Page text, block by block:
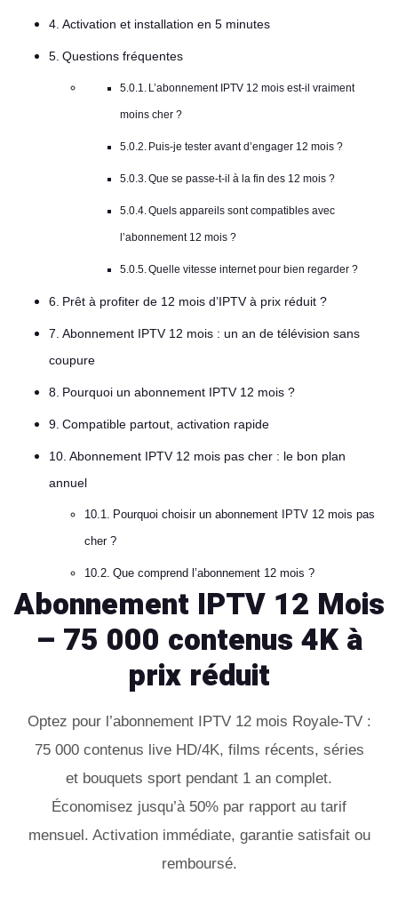
Activation et installation en 5 minutes
Questions fréquentes
L’abonnement IPTV 12 mois est-il vraiment
moins cher ?
Puis-je tester avant d’engager 12 mois ?
Que se passe-t-il à la fin des 12 mois ?
Quels appareils sont compatibles avec
l’abonnement 12 mois ?
Quelle vitesse internet pour bien regarder ?
Prêt à profiter de 12 mois d’IPTV à prix réduit ?
Abonnement IPTV 12 mois : un an de télévision sans
coupure
Pourquoi un abonnement IPTV 12 mois ?
Compatible partout, activation rapide
Abonnement IPTV 12 mois pas cher : le bon plan
annuel
Pourquoi choisir un abonnement IPTV 12 mois pas
cher ?
Que comprend l’abonnement 12 mois ?
Abonnement IPTV 12 Mois
– 75 000 contenus 4K à
prix réduit
Optez pour l’abonnement IPTV 12 mois Royale-TV :
75 000 contenus live HD/4K, films récents, séries
et bouquets sport pendant 1 an complet.
Économisez jusqu’à 50% par rapport au tarif
mensuel. Activation immédiate, garantie satisfait ou
remboursé.